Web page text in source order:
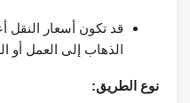
قد تكون أسعار النقل
الذهاب إلى العمل أو
نوع الطريق: